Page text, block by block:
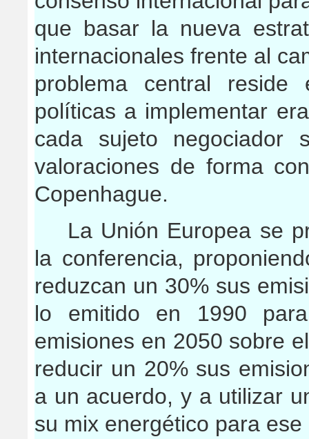
que basar la nueva
internacionales frente al
problema central
políticas a implementar
cada sujeto negociador
valoraciones de forma
Copenhague.
La Unión Europea se
la conferencia,
reduzcan un 30% sus
lo emitido en 1990
emisiones en 2050 sobre
reducir un 20% sus
a un acuerdo, y a utilizar
su mix energético para ese